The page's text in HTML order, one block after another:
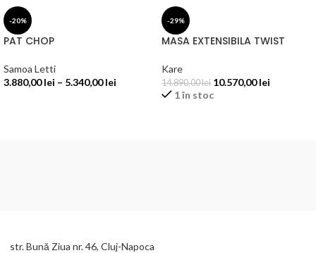
-20%
PAT CHOP
Samoa Letti
3.880,00lei – 5.340,00lei
-29%
MASA EXTENSIBILA TWIST
Kare
14.890,00lei 10.570,00lei
1 în stoc
str. Bună Ziua nr. 46, Cluj-Napoca